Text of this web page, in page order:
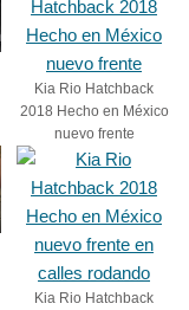
Kia Rio Hatchback
2018 Hecho en México
nuevo frente
Kia Rio Hatchback